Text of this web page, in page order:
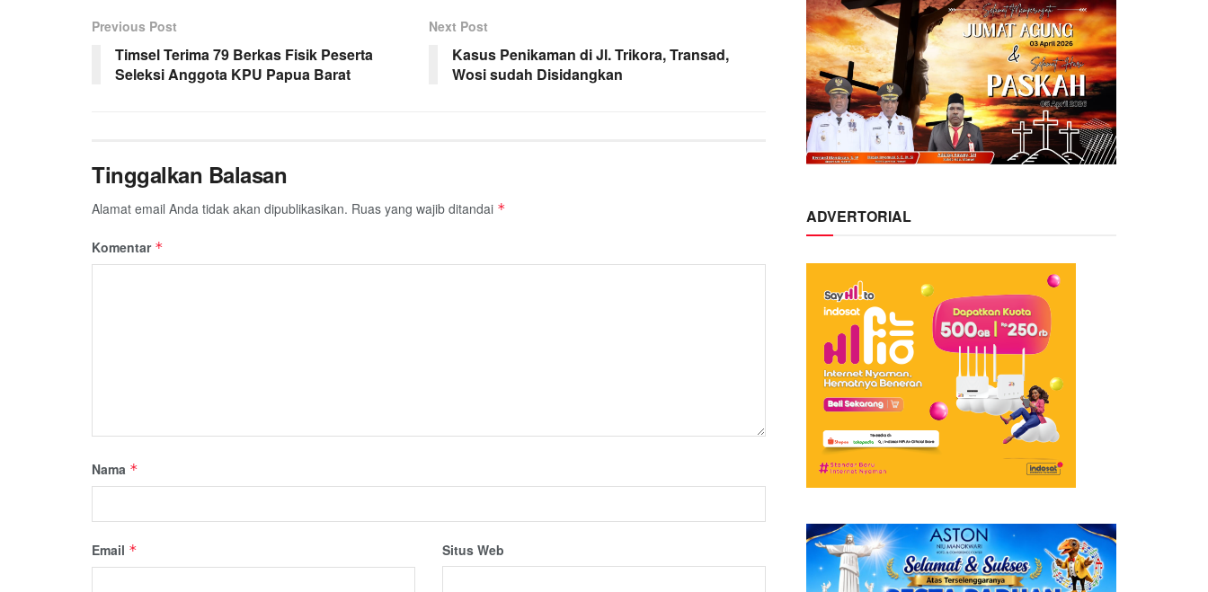
Previous Post
Timsel Terima 79 Berkas Fisik Peserta
Seleksi Anggota KPU Papua Barat
Next Post
Kasus Penikaman di Jl. Trikora, Transad,
Wosi sudah Disidangkan
Tinggalkan Balasan
Alamat email Anda tidak akan dipublikasikan. Ruas yang wajib ditandai *
Komentar *
Nama *
Email * Situs Web
ADVERTORIAL